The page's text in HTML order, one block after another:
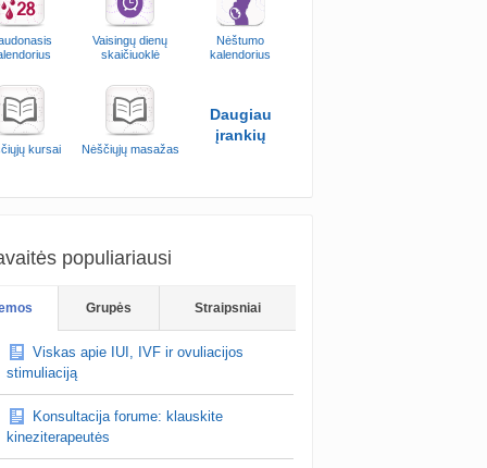
Vaisingų dienų
skaičiuoklė
Nėštumo
kalendorius
kursai Nėščiųjų masažas
Daugiau
įrankių
populiariausi
Grupės Straipsniai
Viskas apie IUI, IVF ir ovuliacijos
stimuliaciją
Konsultacija forume: klauskite
kineziterapeutės